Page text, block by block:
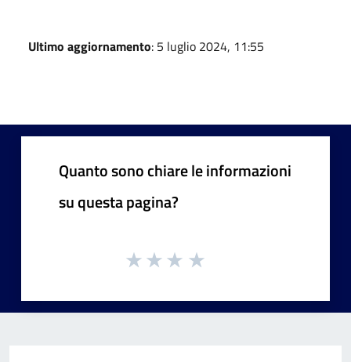
Ultimo aggiornamento: 5 luglio 2024, 11:55
Quanto sono chiare le informazioni
su questa pagina?